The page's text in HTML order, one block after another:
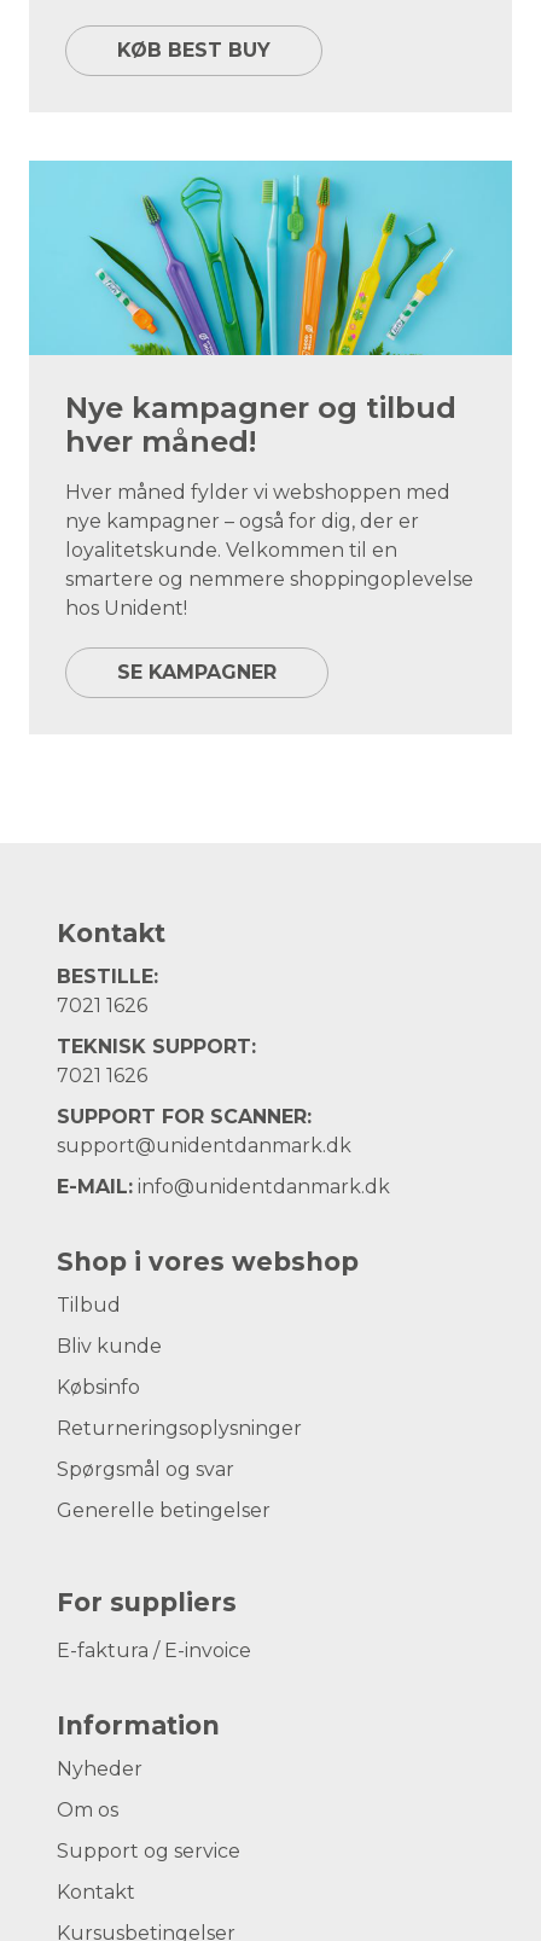
KØB BEST BUY
Nye kampagner og tilbud
hver måned!
Hver måned fylder vi webshoppen med
nye kampagner – også for dig, der er
loyalitetskunde. Velkommen til en
smartere og nemmere shoppingoplevelse
hos Unident!
SE KAMPAGNER
Kontakt
BESTILLE:
7021 1626
TEKNISK SUPPORT:
7021 1626
SUPPORT FOR SCANNER:
support@unidentdanmark.dk
E-MAIL: info@unidentdanmark.dk
Shop i vores webshop
Tilbud
Bliv kunde
Købsinfo
Returneringsoplysninger
Spørgsmål og svar
Generelle betingelser
For suppliers
E-faktura / E-invoice
Information
Nyheder
Om os
Support og service
Kontakt
Kursusbetingelser